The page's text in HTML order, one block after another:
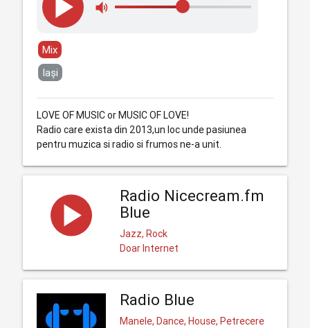
Mix
Iași
LOVE OF MUSIC or MUSIC OF LOVE!
Radio care exista din 2013,un loc unde pasiunea
pentru muzica si radio si frumos ne-a unit.
Radio Nicecream.fm
Blue
Jazz, Rock
Doar Internet
Radio Blue
Manele, Dance, House, Petrecere